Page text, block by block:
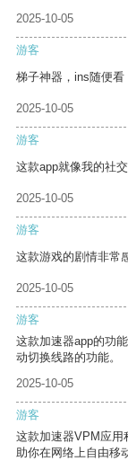
2025-10-05
游客
梯子神器，ins随便看
2025-10-05
游客
这款app就像我的社
2025-10-05
游客
这款游戏的剧情非常
2025-10-05
游客
这款加速器app的功
动切换线路的功能。
2025-10-05
游客
这款加速器VPM应用
助你在网络上自由移